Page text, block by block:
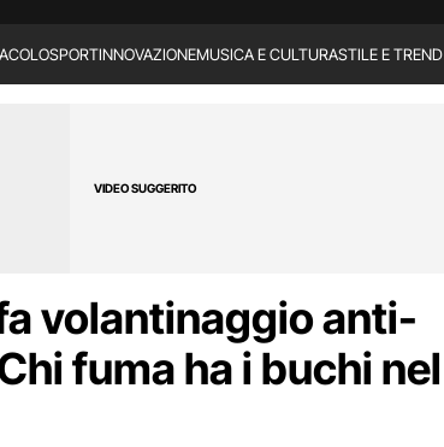
SPORTINNOVAZIONEMUSICA E CULTURASTILE E TREND
VIDEO SUGGERITO
volantinaggio anti-
fuma ha i buchi nel